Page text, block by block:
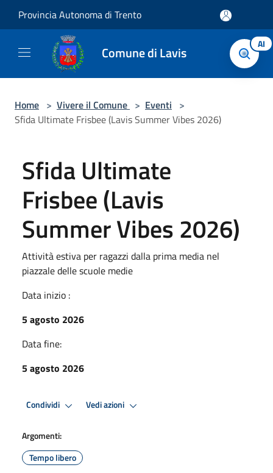
Provincia Autonoma di Trento
Comune di Lavis AI
Home > Vivere il Comune > Eventi >
Sfida Ultimate Frisbee (Lavis Summer Vibes 2026)
Sfida Ultimate
Frisbee (Lavis
Summer Vibes 2026)
Attività estiva per ragazzi dalla prima media nel
piazzale delle scuole medie
Data inizio :
5 agosto 2026
Data fine:
5 agosto 2026
Condividi Vedi azioni
Argomenti:
Tempo libero